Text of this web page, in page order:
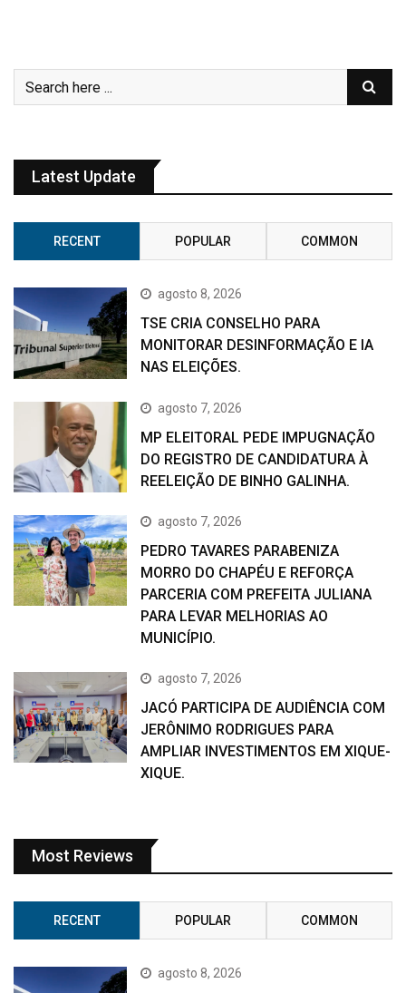
Latest Update
RECENT POPULAR COMMON
agosto 8, 2026
TSE CRIA CONSELHO PARA
MONITORAR DESINFORMAÇÃO E IA
NAS ELEIÇÕES.
agosto 7, 2026
MP ELEITORAL PEDE IMPUGNAÇÃO
DO REGISTRO DE CANDIDATURA À
REELEIÇÃO DE BINHO GALINHA.
agosto 7, 2026
PEDRO TAVARES PARABENIZA
MORRO DO CHAPÉU E REFORÇA
PARCERIA COM PREFEITA JULIANA
PARA LEVAR MELHORIAS AO
MUNICÍPIO.
agosto 7, 2026
JACÓ PARTICIPA DE AUDIÊNCIA COM
JERÔNIMO RODRIGUES PARA
AMPLIAR INVESTIMENTOS EM XIQUE-
XIQUE.
Most Reviews
RECENT POPULAR COMMON
agosto 8, 2026